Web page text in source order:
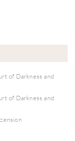
of Darkness and
of Darkness and